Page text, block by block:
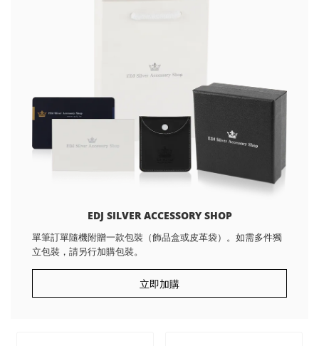
EDJ SILVER ACCESSORY SHOP
單筆訂單隨機附贈一款包裝（飾品盒或皮革袋）。如需多件獨
立包裝，請另行加購包裝。
立即加購